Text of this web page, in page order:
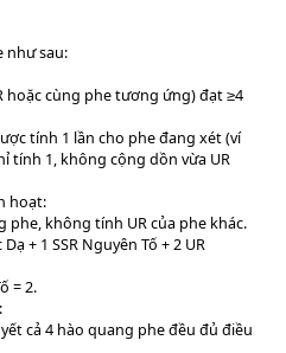
như sau:
hoặc cùng phe tương ứng) đạt ≥4
tính 1 lần cho phe đang xét (ví
tính 1, không cộng dồn vừa UR
hoạt:
phe, không tính UR của phe khác.
+ 1 SSR Nguyên Tố + 2 UR
= 2.
cả 4 hào quang phe đều đủ điều